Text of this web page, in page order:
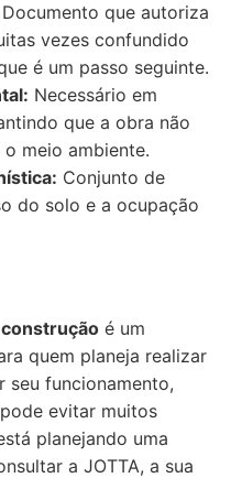
Documento que autoriza
vezes confundido
é um passo seguinte.
Necessário em
que a obra não
meio ambiente.
Conjunto de
do solo e a ocupação
é um
quem planeja realizar
seu funcionamento,
evitar muitos
planejando uma
a JOTTA, a sua